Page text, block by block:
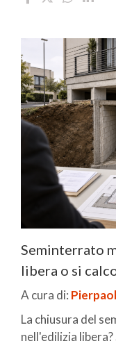
Seminterrato
libera o si
A cura di:
La chiusura del
nell'edilizia